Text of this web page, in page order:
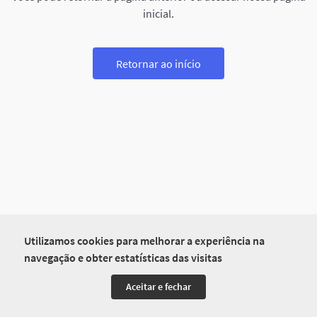
Utilizamos cookies para melhorar a experiência na
navegação e obter estatísticas das visitas
Aceitar e fechar
inicial.
Retornar ao início